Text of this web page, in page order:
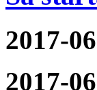
2017-
2017-